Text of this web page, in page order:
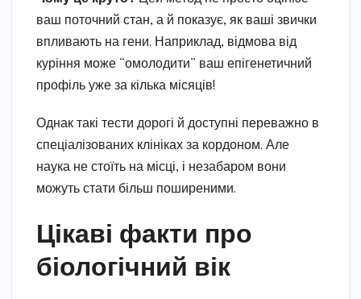
ваш поточний стан, а й показує, як ваші звички
впливають на гени. Наприклад, відмова від
куріння може “омолодити” ваш епігенетичний
профіль уже за кілька місяців!
Однак такі тести дорогі й доступні переважно в
спеціалізованих клініках за кордоном. Але
наука не стоїть на місці, і незабаром вони
можуть стати більш поширеними.
Цікаві факти про
біологічний вік